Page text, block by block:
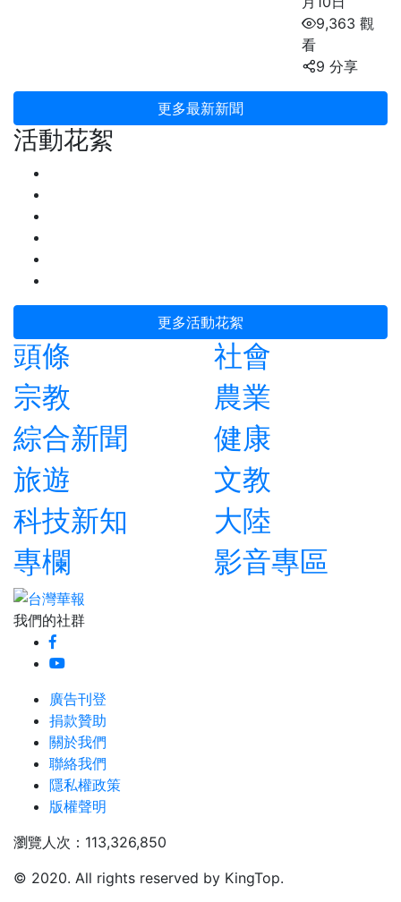
9,363 觀
看
9 分享
更多最新新聞
活動花絮
更多活動花絮
頭條
社會
宗教
農業
綜合新聞
健康
旅遊
文教
科技新知
大陸
專欄
影音專區
我們的社群
廣告刊登
捐款贊助
關於我們
聯絡我們
隱私權政策
版權聲明
瀏覽人次：113,326,850
© 2020. All rights reserved by KingTop.